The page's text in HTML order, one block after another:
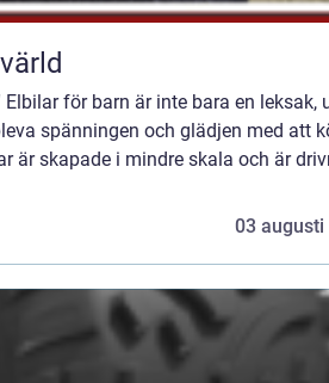
Elbilar för barn är inte bara en leksak,
spänningen och glädjen med att
är skapade i mindre skala och är
03 augusti